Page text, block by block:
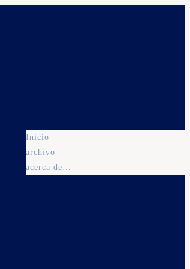
Inicio
archivo
acerca de…